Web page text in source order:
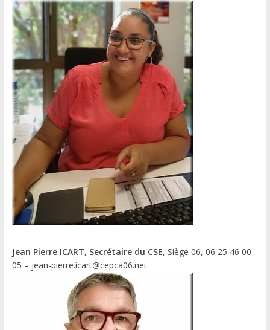
Jean Pierre ICART, Secrétaire du CSE, Siège 06, 06 25 46 00
05 – jean-pierre.icart@cepca06.net